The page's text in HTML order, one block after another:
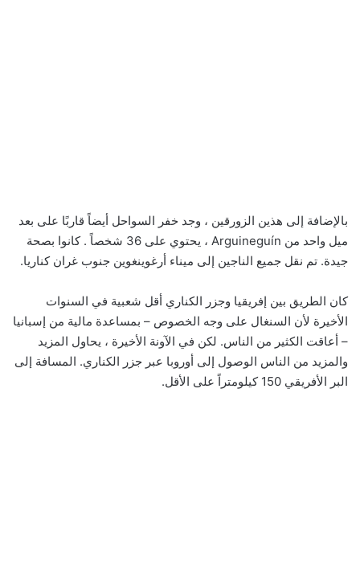
بالإضافة إلى هذين الزورقين ، وجد خفر السواحل أيضاً قاربًا على بعد
ميل واحد من Arguineguín ، يحتوي على 36 شخصاً . كانوا بصحة
جيدة. تم نقل جميع الناجين إلى ميناء أرغوينغوين جنوب غران كناريا.
كان الطريق بين إفريقيا وجزر الكناري أقل شعبية في السنوات
الأخيرة لأن السنغال على وجه الخصوص – بمساعدة مالية من إسبانيا
– أعاقت الكثير من الناس. لكن في الآونة الأخيرة ، يحاول المزيد
والمزيد من الناس الوصول إلى أوروبا عبر جزر الكناري. المسافة إلى
البر الأفريقي 150 كيلومتراً على الأقل.